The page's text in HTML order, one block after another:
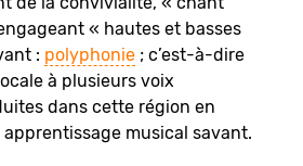
« hautes et basses
: polyphonie ; c’est-à-dire
à plusieurs voix
dans cette région en
musical savant.